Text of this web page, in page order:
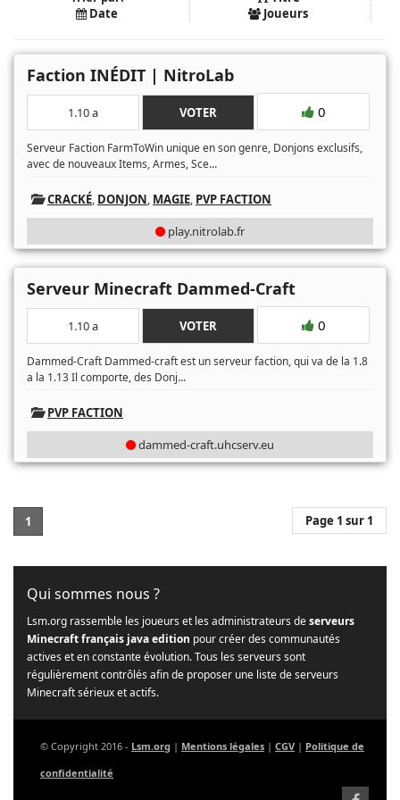
Date
Joueurs
Faction INÉDIT | NitroLab
1.10 a VOTER 0
Serveur Faction FarmToWin unique en son genre, Donjons exclusifs,
avec de nouveaux Items, Armes, Sce...
CRACKÉ, DONJON, MAGIE, PVP FACTION
play.nitrolab.fr
Serveur Minecraft Dammed-Craft
1.10 a VOTER 0
Dammed-Craft Dammed-craft est un serveur faction, qui va de la 1.8
a la 1.13 Il comporte, des Donj...
PVP FACTION
dammed-craft.uhcserv.eu
1 Page 1 sur 1
Qui sommes nous ?
Lsm.org rassemble les joueurs et les administrateurs deserveurs
Minecraft français java edition pour créer des communautés
actives et en constante évolution. Tous les serveurs sont
régulièrement contrôlés afin de proposer une liste de serveurs
Minecraft sérieux et actifs.
© Copyright 2016 - Lsm.org | Mentions légales | CGV | Politique de
confidentialité